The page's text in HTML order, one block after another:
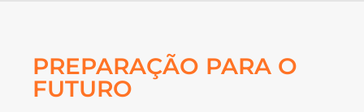
PREPARAÇÃO PARA O
FUTURO